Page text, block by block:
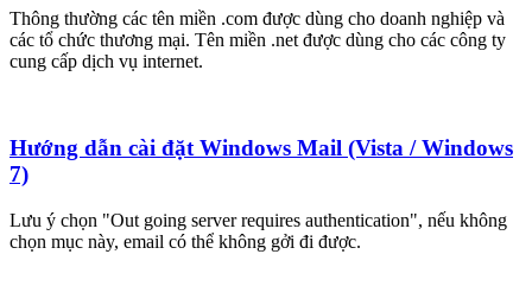
Thông thường các tên miền .com được dùng cho doanh nghiệp và
các tổ chức thương mại. Tên miền .net được dùng cho các công ty
cung cấp dịch vụ internet.
Hướng dẫn cài đặt Windows Mail (Vista / Windows
7)
Lưu ý chọn "Out going server requires authentication", nếu không
chọn mục này, email có thể không gởi đi được.